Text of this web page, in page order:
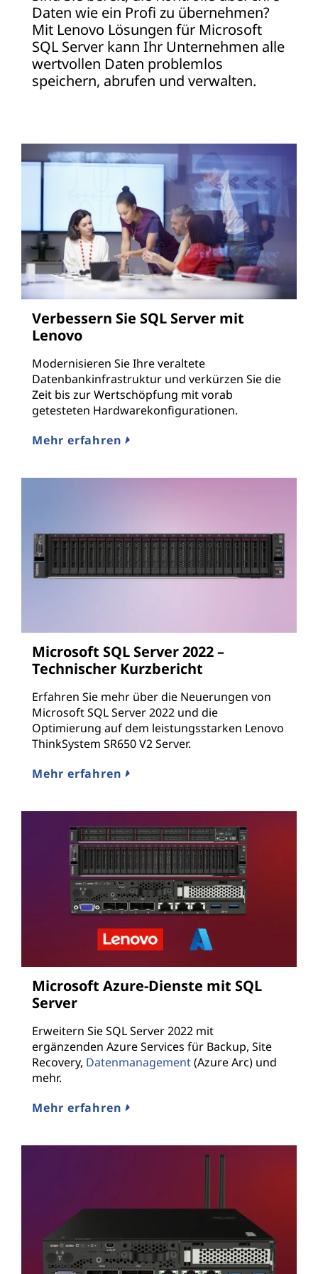
Daten wie ein Profi zu übernehmen?
Mit Lenovo Lösungen für Microsoft
SQL Server kann Ihr Unternehmen alle
wertvollen Daten problemlos
speichern, abrufen und verwalten.
Verbessern Sie SQL Server mit
Lenovo
Modernisieren Sie Ihre veraltete
Datenbankinfrastruktur und verkürzen Sie die
Zeit bis zur Wertschöpfung mit vorab
getesteten Hardwarekonfigurationen.
Mehr erfahren
Microsoft SQL Server 2022 –
Technischer Kurzbericht
Erfahren Sie mehr über die Neuerungen von
Microsoft SQL Server 2022 und die
Optimierung auf dem leistungsstarken Lenovo
ThinkSystem SR650 V2 Server.
Mehr erfahren
Microsoft Azure-Dienste mit SQL
Server
Erweitern Sie SQL Server 2022 mit
ergänzenden Azure Services für Backup, Site
Recovery, Datenmanagement(Azure Arc) und
mehr.
Mehr erfahren